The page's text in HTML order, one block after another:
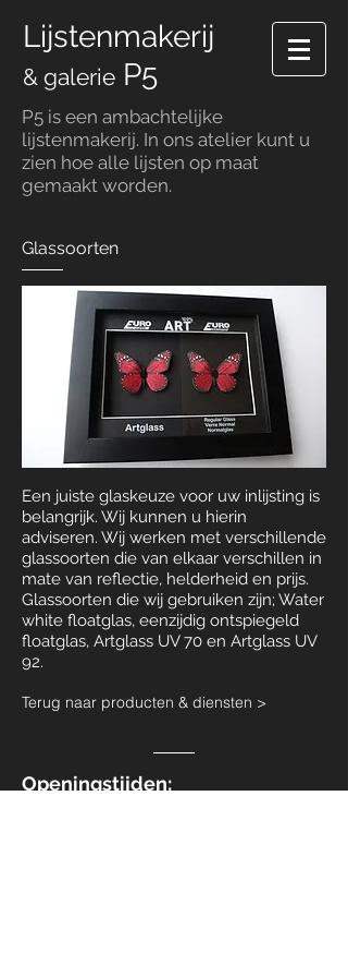
Lijstenmakerij
& galerie P5
P5 is een ambachtelijke
lijstenmakerij. In ons atelier kunt u
zien hoe alle lijsten op maat
gemaakt worden.
Glassoorten
Een juiste glaskeuze voor uw inlijsting is
belangrijk. Wij kunnen u hierin
adviseren. Wij werken met verschillende
glassoorten die van elkaar verschillen in
mate van reflectie, helderheid en prijs.
Glassoorten die wij gebruiken zijn; Water
white floatglas, eenzijdig ontspiegeld
floatglas, Artglass UV 70 en Artglass UV
92.
Terug naar producten & diensten >
Openingstijden: